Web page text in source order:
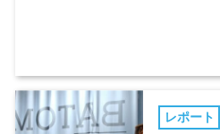
レポート